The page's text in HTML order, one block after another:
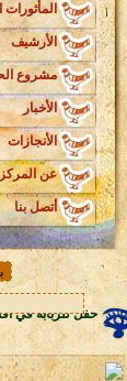
المأثورات
الأرشيف
مشروع
الأخبار
الأنجازات
عن المركز
أتصل بنا
حفل للربابة في